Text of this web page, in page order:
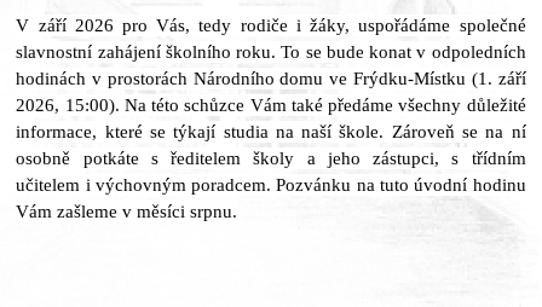
V září 2026 pro Vás, tedy rodiče i žáky, uspořádáme společné
slavnostní zahájení školního roku. To se bude konat v odpoledních
hodinách v prostorách Národního domu ve Frýdku-Místku (1. září
2026, 15:00). Na této schůzce Vám také předáme všechny důležité
informace, které se týkají studia na naší škole. Zároveň se na ní
osobně potkáte s ředitelem školy a jeho zástupci, s třídním
učitelem i výchovným poradcem. Pozvánku na tuto úvodní hodinu
Vám zašleme v měsíci srpnu.